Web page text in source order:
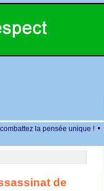
la pensée unique ! •
de